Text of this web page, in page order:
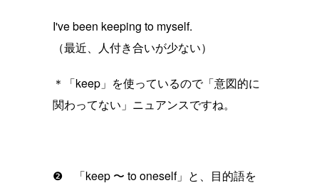
I've been keeping to myself.
（最近、人付き合いが少ない）
＊「keep」を使っているので「意図的に
関わってない」ニュアンスですね。
❷ 「keep 〜 to oneself」と、目的語を